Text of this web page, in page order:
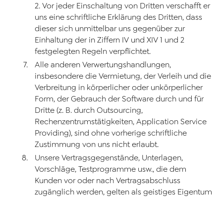
2. Vor jeder Einschaltung von Dritten verschafft er
uns eine schriftliche Erklärung des Dritten, dass
dieser sich unmittelbar uns gegenüber zur
Einhaltung der in Ziffern IV und XIV 1 und 2
festgelegten Regeln verpflichtet.
Alle anderen Verwertungshandlungen,
insbesondere die Vermietung, der Verleih und die
Verbreitung in körperlicher oder unkörperlicher
Form, der Gebrauch der Software durch und für
Dritte (z. B. durch Outsourcing,
Rechenzentrumstätigkeiten, Application Service
Providing), sind ohne vorherige schriftliche
Zustimmung von uns nicht erlaubt.
Unsere Vertragsgegenstände, Unterlagen,
Vorschläge, Testprogramme usw., die dem
Kunden vor oder nach Vertragsabschluss
zugänglich werden, gelten als geistiges Eigentum